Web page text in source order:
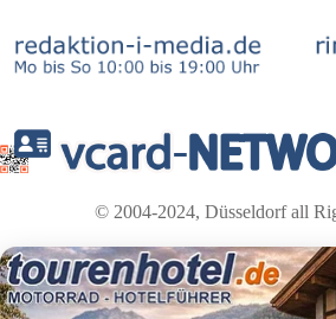
© 2004-2024, Düsseldorf all